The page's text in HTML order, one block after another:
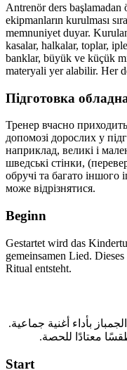
Antrenör ders başlamadan
ekipmanların kurulması
memnuniyet duyar.
kasalar, halkalar, toplar,
banklar, büyük ve küçük
materyali yer alabilir. Her
Підготовка
Тренер вчасно
допомозі дорослих у
наприклад, великі і
шведські стінки,
обручі та багато іншого
може відрізнятися.
Beginn
Gestartet wird das
gemeinsamen Lied.
Ritual entsteht.
بأداء أغنية جماعية.
معتادًا للحصة.
Start